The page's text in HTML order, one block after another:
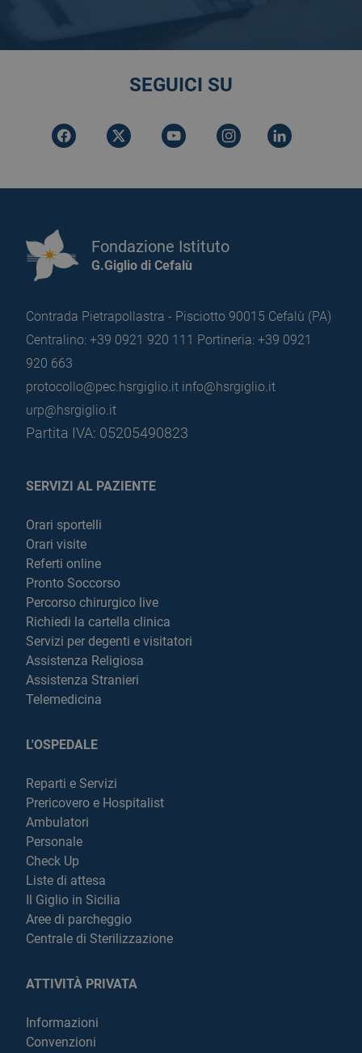
SEGUICI SU
Fondazione Istituto
G.Giglio di Cefalù
Contrada Pietrapollastra - Pisciotto 90015 Cefalù (PA)
Centralino: +39 0921 920 111 Portineria: +39 0921
920 663
protocollo@pec.hsrgiglio.it info@hsrgiglio.it
urp@hsrgiglio.it
Partita IVA: 05205490823
SERVIZI AL PAZIENTE
Orari sportelli
Orari visite
Referti online
Pronto Soccorso
Percorso chirurgico live
Richiedi la cartella clinica
Servizi per degenti e visitatori
Assistenza Religiosa
Assistenza Stranieri
Telemedicina
L'OSPEDALE
Reparti e Servizi
Prericovero e Hospitalist
Ambulatori
Personale
Check Up
Liste di attesa
Il Giglio in Sicilia
Aree di parcheggio
Centrale di Sterilizzazione
ATTIVITÀ PRIVATA
Informazioni
Convenzioni